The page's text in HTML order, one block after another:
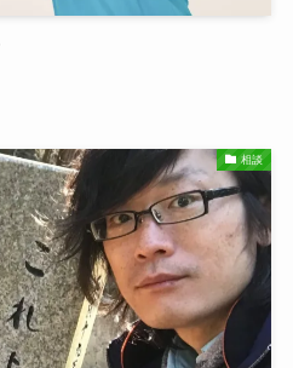
相談